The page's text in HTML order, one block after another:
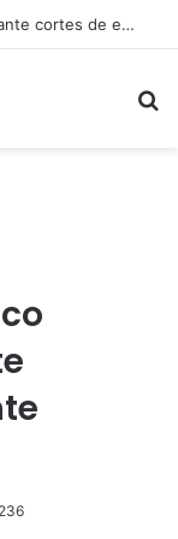
FOSIS garantiza suministro de agua durante cortes de energía a más de 900 vecinos de Antofagasta
236